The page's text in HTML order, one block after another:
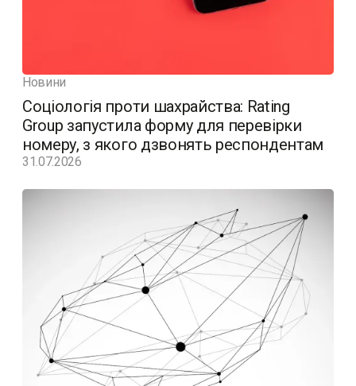
Новини
Соціологія проти шахрайства: Rating
Group запустила форму для перевірки
номеру, з якого дзвонять респондентам
31.07.2026